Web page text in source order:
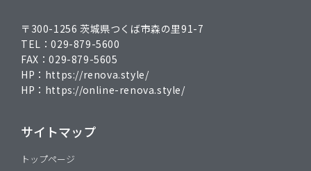
〒300-1256 茨城県つくば市森の里91-7
TEL：029-879-5600
FAX：029-879-5605
HP： https://renova.style/
HP： https://online-renova.style/
サイトマップ
トップページ